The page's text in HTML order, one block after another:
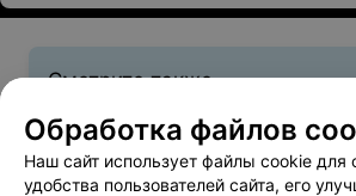
Смотрите также
Свадебный макияж в районе
Минске
Обработка файлов
Наш сайт использует файлы cookie для
удобства пользователей сайта, его